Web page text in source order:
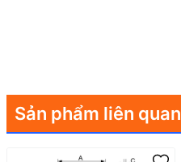
Sản phẩm liên quan